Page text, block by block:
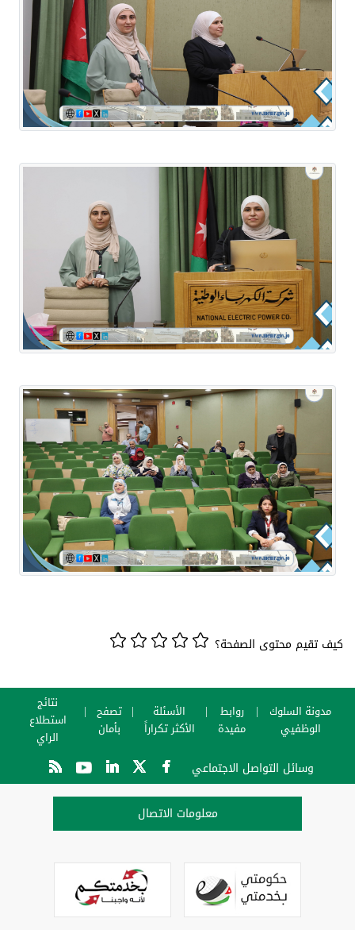
كيف تقيم محتوى الصفحة؟
مدونة السلوك
الوظفيي
روابط
مفيدة
الأسئلة
الأكثر تكراراً
تصفح
بأمان
نتائج
استطلاع
الراي
وسائل التواصل الاجتماعي
معلومات الاتصال